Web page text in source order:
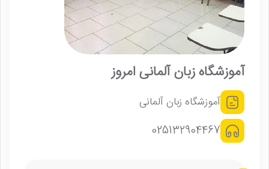
آموزشگاه زبان آلمانی امروز
آموزشگاه زبان آلمانی
025132904467